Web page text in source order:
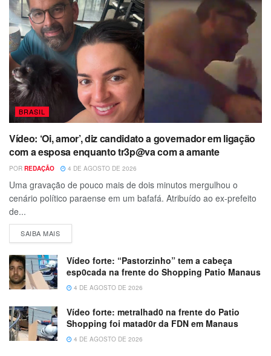
BRASIL
Vídeo: ‘Oi, amor’, diz candidato a governador em ligação
com a esposa enquanto tr3p@va com a amante
POR REDAÇÃO 4 DE AGOSTO DE 2026
Uma gravação de pouco mais de dois minutos mergulhou o
cenário político paraense em um bafafá. Atribuído ao ex-prefeito
de...
SAIBA MAIS
Vídeo forte: “Pastorzinho” tem a cabeça
esp0cada na frente do Shopping Patio Manaus
4 DE AGOSTO DE 2026
Vídeo forte: metralhad0 na frente do Patio
Shopping foi matad0r da FDN em Manaus
4 DE AGOSTO DE 2026